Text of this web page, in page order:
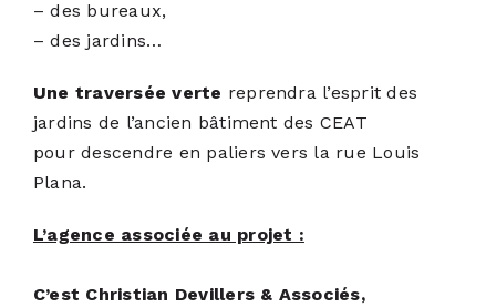
– des bureaux,
– des jardins…
Une traversée verte reprendra l’esprit des
jardins de l’ancien bâtiment des CEAT
pour descendre en paliers vers la rue Louis
Plana.
L’agence associée au projet :
C’est Christian Devillers & Associés,